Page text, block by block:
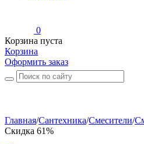
0
Корзина пуста
Корзина
Оформить заказ
Главная/Сантехника/Смесители/
Скидка 61%